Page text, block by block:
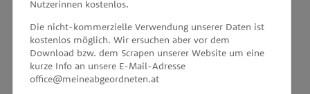
Mag. Christian Eichinger, 50,KPÖ
Abgeordneter zum Salzburger Landtag
Nutzerinnen kostenlos.
Die nicht-kommerzielle Verwendung unserer Daten ist
kostenlos möglich. Wir ersuchen aber vor dem
Download bzw. dem Scrapen unserer Website um eine
kurze Info an unsere E-Mail-Adresse
office@meineabgeordneten.at